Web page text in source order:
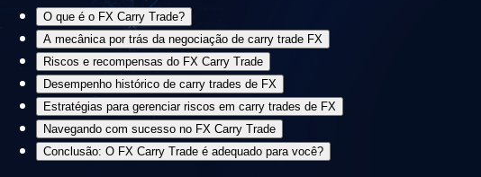
O que é o FX Carry Trade?
A mecânica por trás da negociação de carry trade FX
Riscos e recompensas do FX Carry Trade
Desempenho histórico de carry trades de FX
Estratégias para gerenciar riscos em carry trades de FX
Navegando com sucesso no FX Carry Trade
Conclusão: O FX Carry Trade é adequado para você?